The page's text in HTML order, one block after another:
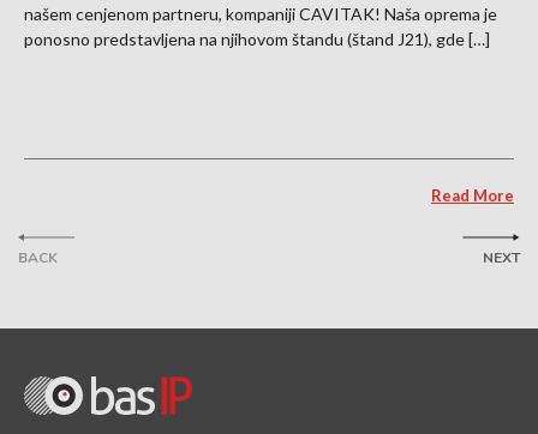
BACK
našem cenjenom partneru, kompaniji CAVITAK! Naša oprema je
ponosno predstavljena na njihovom štandu (štand J21), gde […]
Read More
NEXT